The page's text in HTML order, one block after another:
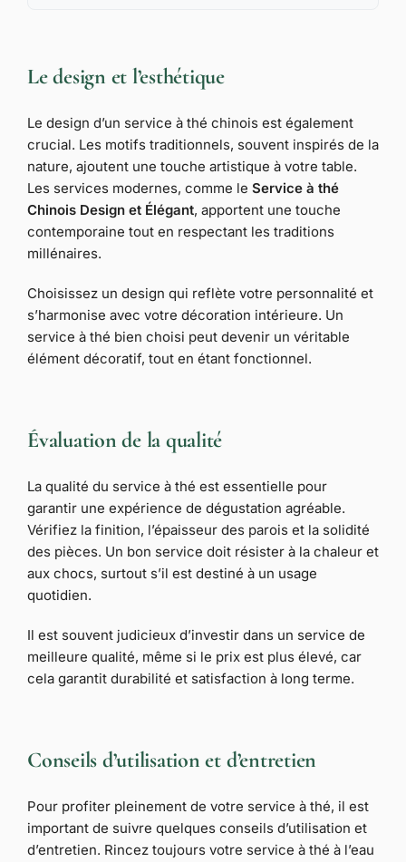
Le design et l’esthétique
Le design d’un service à thé chinois est également
crucial. Les motifs traditionnels, souvent inspirés de la
nature, ajoutent une touche artistique à votre table.
Les services modernes, comme le Service à thé
Chinois Design et Élégant, apportent une touche
contemporaine tout en respectant les traditions
millénaires.
Choisissez un design qui reflète votre personnalité et
s’harmonise avec votre décoration intérieure. Un
service à thé bien choisi peut devenir un véritable
élément décoratif, tout en étant fonctionnel.
Évaluation de la qualité
La qualité du service à thé est essentielle pour
garantir une expérience de dégustation agréable.
Vérifiez la finition, l’épaisseur des parois et la solidité
des pièces. Un bon service doit résister à la chaleur et
aux chocs, surtout s’il est destiné à un usage
quotidien.
Il est souvent judicieux d’investir dans un service de
meilleure qualité, même si le prix est plus élevé, car
cela garantit durabilité et satisfaction à long terme.
Conseils d’utilisation et d’entretien
Pour profiter pleinement de votre service à thé, il est
important de suivre quelques conseils d’utilisation et
d’entretien. Rincez toujours votre service à thé à l’eau